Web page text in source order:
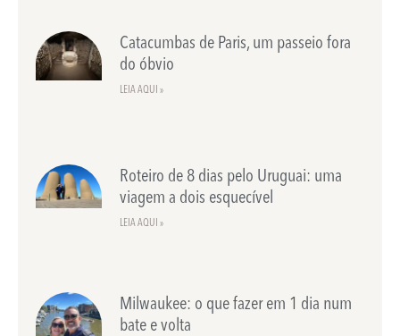
Catacumbas de Paris, um passeio fora
do óbvio
LEIA AQUI »
Roteiro de 8 dias pelo Uruguai: uma
viagem a dois esquecível
LEIA AQUI »
Milwaukee: o que fazer em 1 dia num
bate e volta